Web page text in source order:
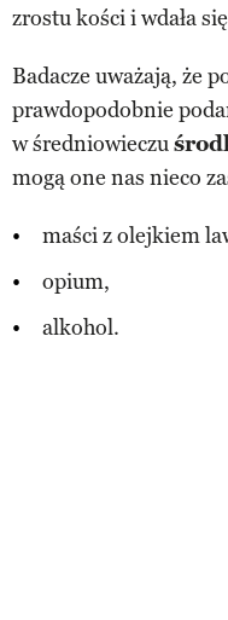
zrostu kości i wdała
Badacze uważają, że
prawdopodobnie
w średniowieczu
mogą one nas nieco
maści z olejkiem
opium,
alkohol.